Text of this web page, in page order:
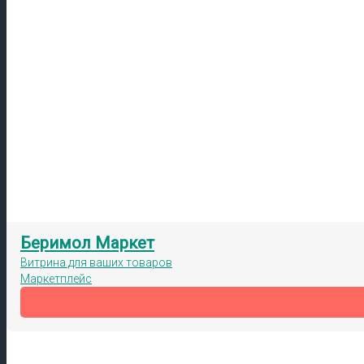
Беримол Маркет
Витрина для ваших товаров
Маркетплейс